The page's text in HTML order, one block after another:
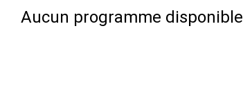
Aucun programme disponible